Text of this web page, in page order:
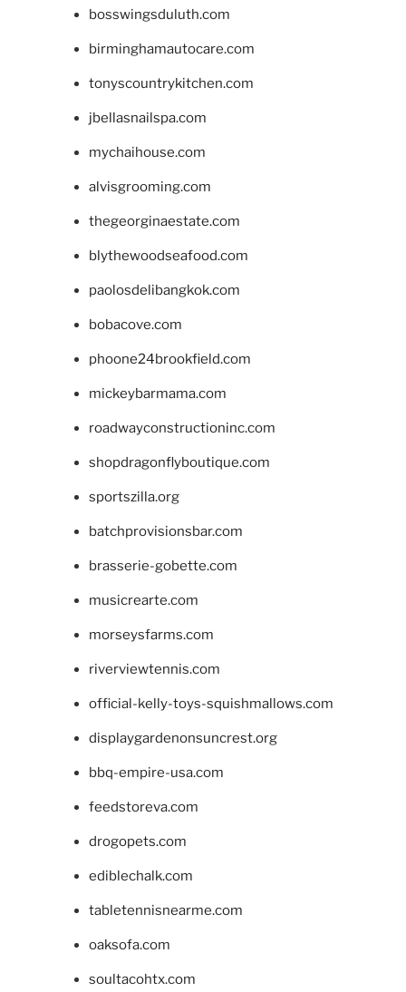
bosswingsduluth.com
birminghamautocare.com
tonyscountrykitchen.com
jbellasnailspa.com
mychaihouse.com
alvisgrooming.com
thegeorginaestate.com
blythewoodseafood.com
paolosdelibangkok.com
bobacove.com
phoone24brookfield.com
mickeybarmama.com
roadwayconstructioninc.com
shopdragonflyboutique.com
sportszilla.org
batchprovisionsbar.com
brasserie-gobette.com
musicrearte.com
morseysfarms.com
riverviewtennis.com
official-kelly-toys-squishmallows.com
displaygardenonsuncrest.org
bbq-empire-usa.com
feedstoreva.com
drogopets.com
ediblechalk.com
tabletennisnearme.com
oaksofa.com
soultacohtx.com